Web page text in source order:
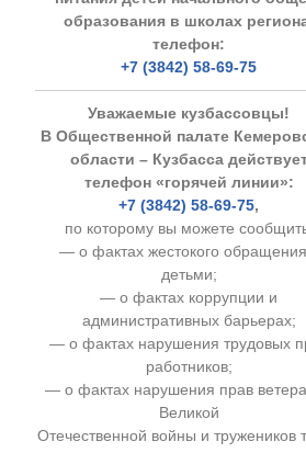
образования в школах
телефон:
+7 (3842) 58-69-75
Уважаемые кузбассовцы!
В Общественной палате
области – Кузбасса
телефон «горячей линии»:
+7 (3842) 58-69-75,
по которому вы можете
— о фактах жестокого
детьми;
— о фактах коррупции и
административных барьерах;
— о фактах нарушения трудовых
работников;
— о фактах нарушения прав
Великой
Отечественной войны и тружеников